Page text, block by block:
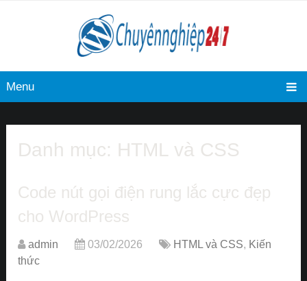
Menu
Danh mục: HTML và CSS
Code nút gọi điện rung lắc cực đẹp
cho WordPress
admin 03/02/2026 HTML và CSS, Kiến
thức